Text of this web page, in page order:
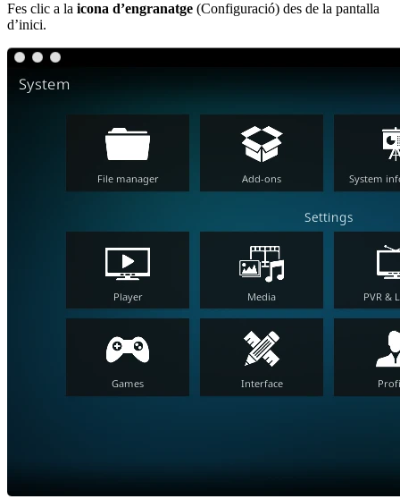
Fes clic a la icona d’engranatge (Configuració) des de la pantalla
d’inici.